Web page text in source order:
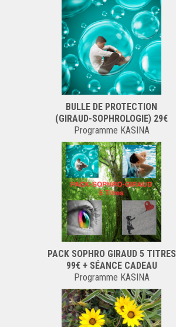
BULLE DE PROTECTION
(GIRAUD-SOPHROLOGIE) 29€
Programme KASINA
PACK SOPHRO GIRAUD 5 TITRES
99€ + SÉANCE CADEAU
Programme KASINA